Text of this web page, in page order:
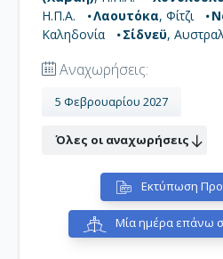
πληθυσμών που εργάζονται σε
βιομηχανοποιημένες πόλεις
Σίδνεϋ:Αξιοθέατο και σήμα
Όπερα του Σύδνεϋ' είναι ένα
κτήρια του 20ού αιώνα, και
Η.Π.Α.
Λαουτόκα, Φίτζι
Καληδονία
Σίδνεϋ,
Αναχωρήσεις:
5 Φεβρουαρίου 2027
Όλες οι αναχωρήσεις
Εκτύπωση
Μία ημέρα επάνω